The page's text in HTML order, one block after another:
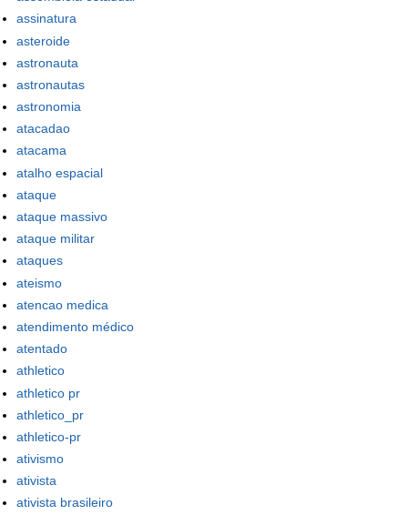
assinatura
asteroide
astronauta
astronautas
astronomia
atacadao
atacama
atalho espacial
ataque
ataque massivo
ataque militar
ataques
ateismo
atencao medica
atendimento médico
atentado
athletico
athletico pr
athletico_pr
athletico-pr
ativismo
ativista
ativista brasileiro